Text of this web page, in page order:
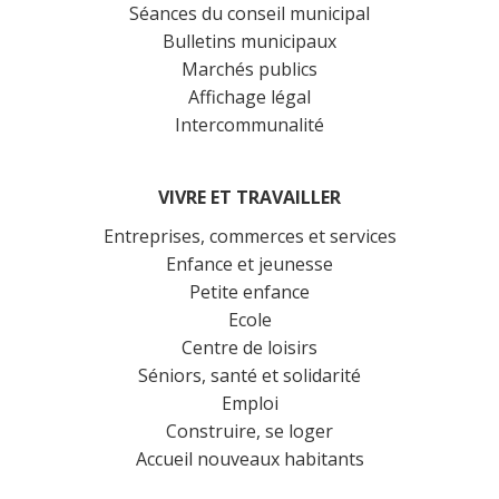
Séances du conseil municipal
Bulletins municipaux
Marchés publics
Affichage légal
Intercommunalité
VIVRE ET TRAVAILLER
Entreprises, commerces et services
Enfance et jeunesse
Petite enfance
Ecole
Centre de loisirs
Séniors, santé et solidarité
Emploi
Construire, se loger
Accueil nouveaux habitants